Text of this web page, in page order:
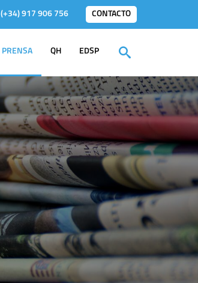
(+34) 917 906 756 CONTACTO
PRENSA QH EDSP